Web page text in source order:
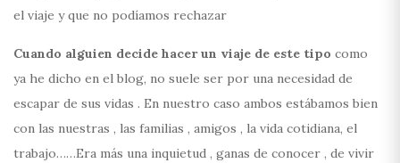
el viaje y que no podíamos rechazar
Cuando alguien decide hacer un viaje de este tipo como
ya he dicho en el blog, no suele ser por una necesidad de
escapar de sus vidas . En nuestro caso ambos estábamos bien
con las nuestras , las familias , amigos , la vida cotidiana, el
trabajo……Era más una inquietud , ganas de conocer , de vivir